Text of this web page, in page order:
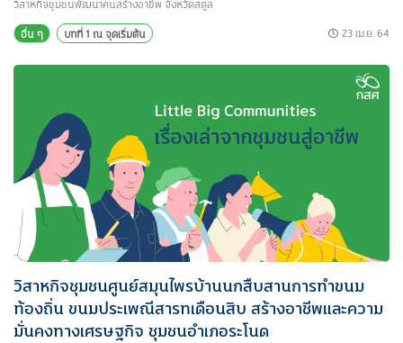
วิสาหกิจชุมชนพัฒนาคนสร้างอาชีพ จังหวัดสตูล
อื่น ๆ
บทที่ 1 ณ จุดเริ่มต้น 23 เม.ย. 64
วิสาหกิจชุมชนศูนย์สมุนไพรบ้านนกสืบสานการทำขนม
ท้องถิ่น ขนมประเพณีสารทเดือนสิบ สร้างอาชีพและความ
มั่นคงทางเศรษฐกิจ ชุมชนอำเภอระโนด